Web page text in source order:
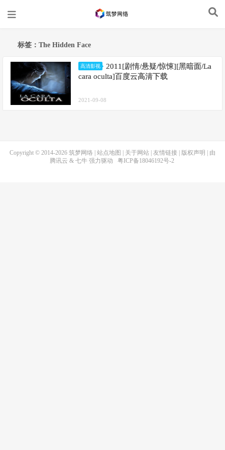
标签：The Hidden Face
高清影视
2011[剧情/悬疑/惊悚][黑暗面/La
cara oculta]百度云高清下载
2021-09-08
Copyright © 2014-2026 筑梦网络 站点地图 关于网站 友情链接 版权声明
| 由
腾讯云 & 七牛强力驱动 粤ICP备18046192号-2